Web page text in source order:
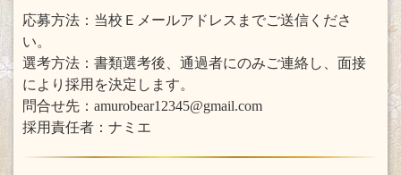
応募方法：当校Ｅメールアドレスまでご送信くださ
い。
選考方法：書類選考後、通過者にのみご連絡し、面接
により採用を決定します。
問合せ先：amurobear12345@gmail.com
採用責任者：ナミエ